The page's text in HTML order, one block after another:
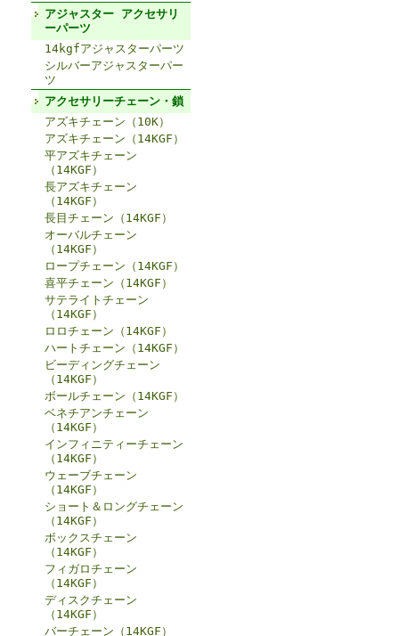
アジャスター アクセサリ
ーパーツ
14kgfアジャスターパーツ
シルバーアジャスターパー
ツ
アクセサリーチェーン・鎖
アズキチェーン（10K）
アズキチェーン（14KGF）
平アズキチェーン
（14KGF）
長アズキチェーン
（14KGF）
長目チェーン（14KGF）
オーバルチェーン
（14KGF）
ロープチェーン（14KGF）
喜平チェーン（14KGF）
サテライトチェーン
（14KGF）
ロロチェーン（14KGF）
ハートチェーン（14KGF）
ビーディングチェーン
（14KGF）
ボールチェーン（14KGF）
ベネチアンチェーン
（14KGF）
インフィニティーチェーン
（14KGF）
ウェーブチェーン
（14KGF）
ショート＆ロングチェーン
（14KGF）
ボックスチェーン
（14KGF）
フィガロチェーン
（14KGF）
ディスクチェーン
（14KGF）
バーチェーン（14KGF）